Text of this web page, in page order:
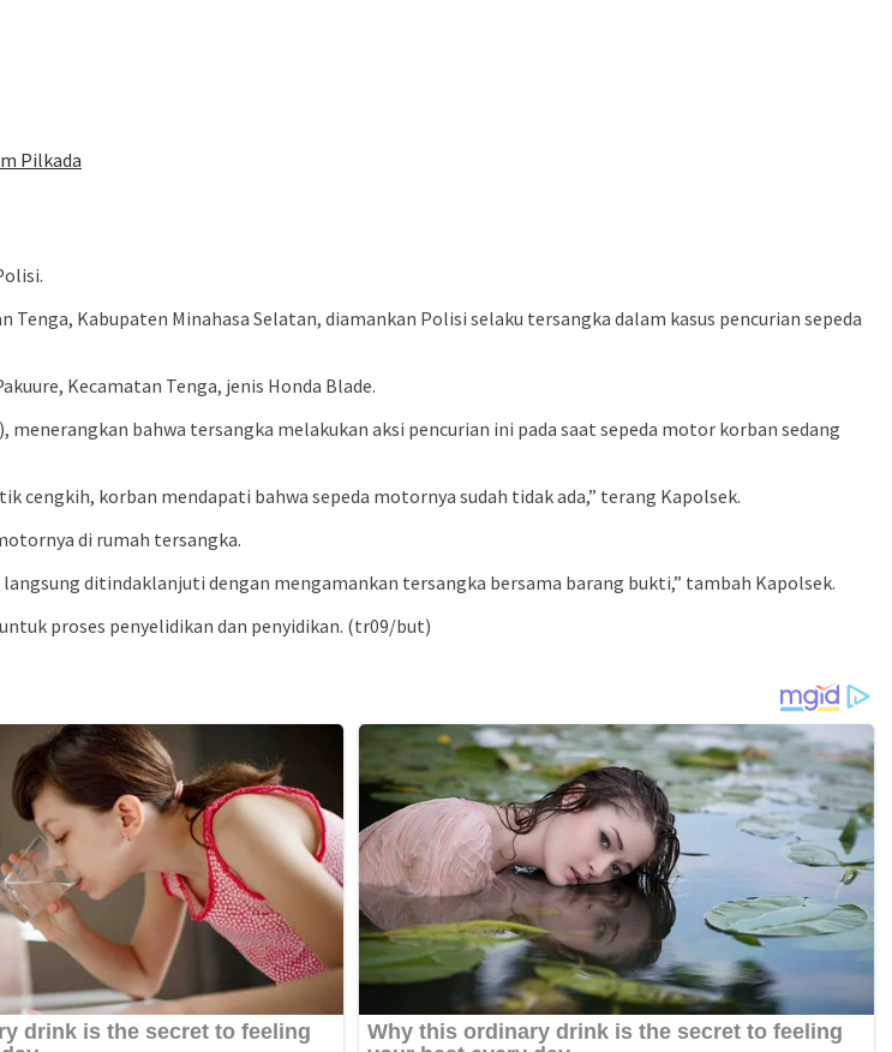
Pilkada
Tenga, Kabupaten Minahasa Selatan, diamankan Polisi selaku tersangka dalam kasus pencurian sepeda
Kecamatan Tenga, jenis Honda Blade.
bahwa tersangka melakukan aksi pencurian ini pada saat sepeda motor korban sedang
cengkih, korban mendapati bahwa sepeda motornya sudah tidak ada,” terang Kapolsek.
di rumah tersangka.
ditindaklanjuti dengan mengamankan tersangka bersama barang bukti,” tambah Kapolsek.
proses penyelidikan dan penyidikan. (tr09/but)